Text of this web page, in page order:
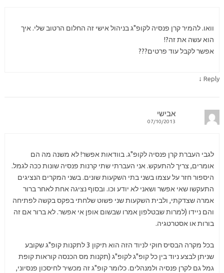
וואו. להמיר קרן פנסיה לקופ"ג בניהול אישי זה החלום הרטוב שלי. איך
הוא עשה את זה?!
אפשר לקבל עוד פרטים???
Reply
↓
אבישי
07/10/2013
לגבי העברת קרן פנסיה לקופ"ג. בוודאות אפשר! לא משנה מה הם
אומרים, צריך להתעקש. אני העברתי שתי קרנות פנסיה שונות ככה לגמל.
היספור חזר על עצמו בשני בתי השקעות שונים. בשני המקרים הנציגים
התעקשו שאי אפשר ושאני לא יודע וכו. ובסוף נציגה אחת לאחר ברור
אמרה שצדקתי, ולבית השקעות שני פשוט שלחתי בפקס בקשה לפתיחה
והם ניידו (למרות שבטלפון אמרו שבשום אופן אי אפשר. לא ברור אם זה
בורות או אסטרטגיה.
בכל מקרה הבסיס חוקי לניוד הזה הוא תיקון 3 לתקנות קופ"ג שקובע
שניתן לבצע ניוד בין כל קופ"ג לקופ"ג (תקנות מס הכנסה קוראות קופת
גמל גם לקרן פנסיה ולמנהלים. כלומר קופ"ג זה מכשיר לחיסכון פנסיוני,